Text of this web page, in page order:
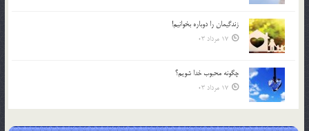
زندگيمان را دوباره بخوانيم!
17 مرداد 03
چگونه محبوب خدا شويم؟
17 مرداد 03